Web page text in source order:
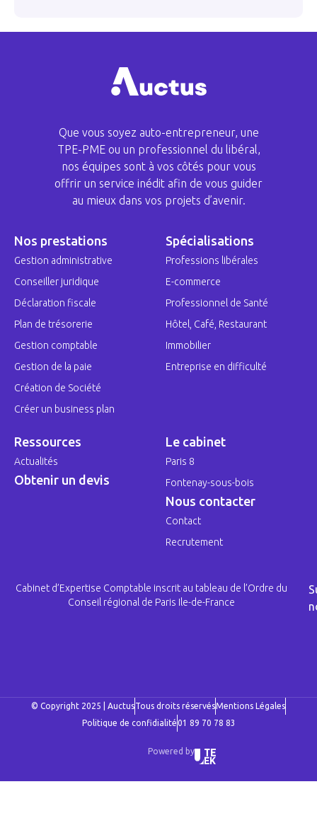
Que vous soyez auto-entrepreneur, une
TPE-PME ou un professionnel du libéral,
nos équipes sont à vos côtés pour vous
offrir un service inédit afin de vous guider
au mieux dans vos projets d’avenir.
Nos prestations
Gestion administrative
Conseiller juridique
Déclaration fiscale
Plan de trésorerie
Gestion comptable
Gestion de la paie
Création de Société
Créer un business plan
Spécialisations
Professions libérales
E-commerce
Professionnel de Santé
Hôtel, Café, Restaurant
Immobilier
Entreprise en difficulté
Ressources
Actualités
Obtenir un devis
Le cabinet
Paris 8
Fontenay-sous-bois
Nous contacter
Contact
Recrutement
Cabinet d’Expertise Comptable inscrit au tableau de l’Ordre du
Conseil régional de Paris Ile-de-France
© Copyright 2025 | AuctusTous droits réservésMentions Légales
Politique de confidialité01 89 70 78 83
Powered by